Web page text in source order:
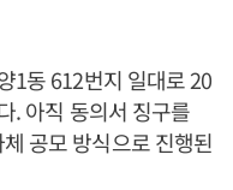
1동 612번지 일대로 20
. 아직 동의서 징구를
공모 방식으로 진행된